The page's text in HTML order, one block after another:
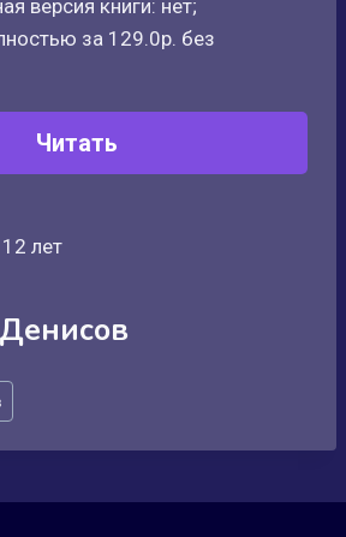
версия книги: нет;
за 129.0р. без
Читать
лет